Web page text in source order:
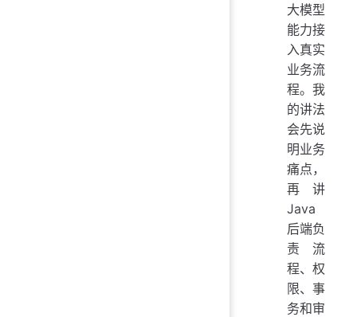
大模型
能力接
入真实
业务流
程。我
的讲法
会先说
明业务
痛点，
再讲
Java
后端负
责流
程、权
限、事
务和审